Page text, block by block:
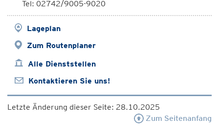
Tel: 02742/9005-9020
Lageplan
Zum Routenplaner
Alle Dienststellen
Kontaktieren Sie uns!
Letzte Änderung dieser Seite: 28.10.2025
Zum Seitenanfang